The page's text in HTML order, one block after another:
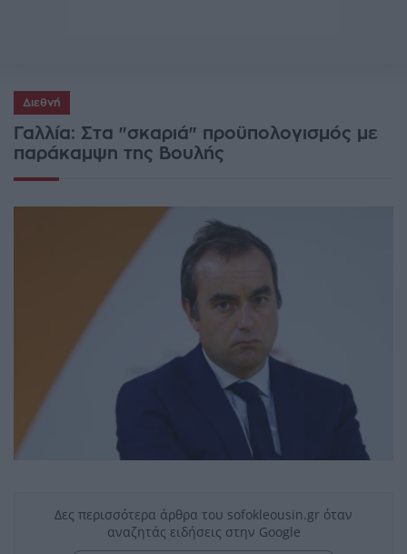
Διεθνή
Γαλλία: Στα "σκαριά" προϋπολογισμός με
παράκαμψη της Βουλής
Δες περισσότερα άρθρα του sofokleousin.gr όταν
αναζητάς ειδήσεις στην Google